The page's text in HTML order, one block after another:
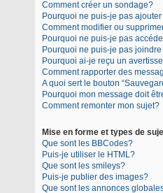
Comment créer un sondage?
Pourquoi ne puis-je pas
Comment modifier ou
Pourquoi ne puis-je pas
Pourquoi ne puis-je pas
Pourquoi ai-je reçu un
Comment rapporter des
A quoi sert le bouton
Pourquoi mon message doit
Comment remonter mon sujet?
Mise en forme et types de
Que sont les BBCodes?
Puis-je utiliser le HTML?
Que sont les smileys?
Puis-je publier des images?
Que sont les annonces